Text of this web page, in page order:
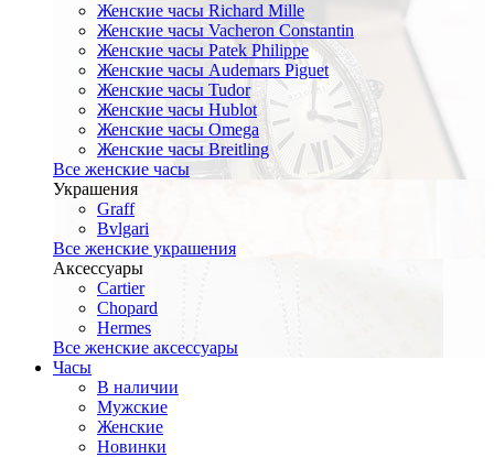
Женские часы Richard Mille
Женские часы Vacheron Constantin
Женские часы Patek Philippe
Женские часы Audemars Piguet
Женские часы Tudor
Женские часы Hublot
Женские часы Omega
Женские часы Breitling
Все женские часы
Украшения
Graff
Bvlgari
Все женские украшения
Аксессуары
Cartier
Chopard
Hermes
Все женские аксессуары
Часы
В наличии
Мужские
Женские
Новинки